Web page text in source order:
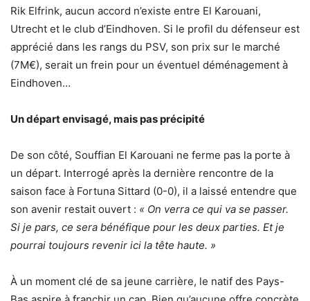
Rik Elfrink, aucun accord n’existe entre El Karouani,
Utrecht et le club d’Eindhoven. Si le profil du défenseur est
apprécié dans les rangs du PSV, son prix sur le marché
(7M€), serait un frein pour un éventuel déménagement à
Eindhoven…
Un départ envisagé, mais pas précipité
De son côté, Souffian El Karouani ne ferme pas la porte à
un départ. Interrogé après la dernière rencontre de la
saison face à Fortuna Sittard (0-0), il a laissé entendre que
son avenir restait ouvert : « On verra ce qui va se passer.
Si je pars, ce sera bénéfique pour les deux parties. Et je
pourrai toujours revenir ici la tête haute. »
À un moment clé de sa jeune carrière, le natif des Pays-